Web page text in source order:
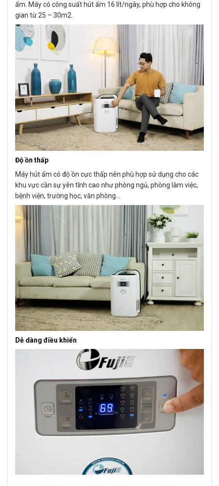
ẩm. Máy có công suất hút ẩm 16 lít/ngày, phù hợp cho không
gian từ 25 – 30m2.
Độ ồn thấp
Máy hút ẩm có độ ồn cực thấp nên phù hợp sử dụng cho các
khu vực cần sự yên tĩnh cao như phòng ngủ, phòng làm việc,
bệnh viện, trường học, văn phòng…
Dễ dàng điều khiển